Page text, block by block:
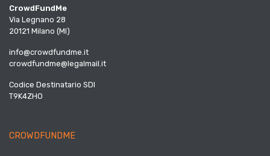
CrowdFundMe
Via Legnano 28
20121 Milano (MI)
info@crowdfundme.it
crowdfundme@legalmail.it
Codice Destinatario SDI
T9K4ZHO
CROWDFUNDME